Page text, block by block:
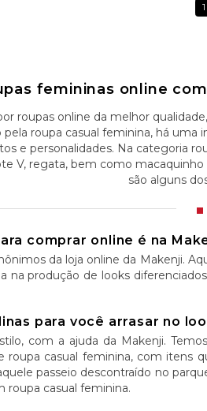
1
femininas online
roupas online da melhor
pela roupa casual feminina, há
e personalidades. Na categoria
V, regata, bem como
são alguns
comprar online é na
da loja online da Makenji.
na produção de looks
para você arrasar no
com a ajuda da Makenji.
roupa casual feminina, com itens
passeio descontraído no
roupa casual feminina.